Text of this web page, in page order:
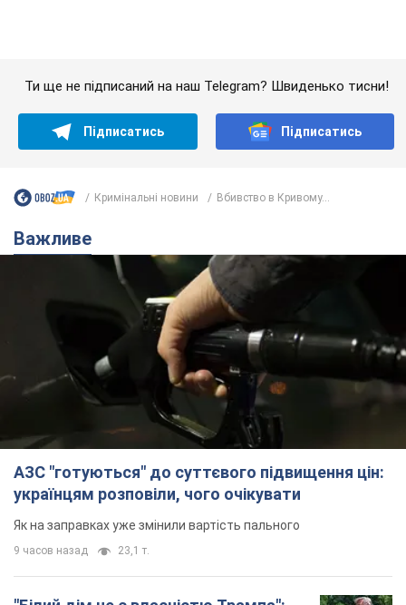
АЗС "готуються" до суттєвого підвищення цін:
українцям розповіли, чого очікувати
Як на заправках уже змінили вартість пального
9 часов назад
"Білий дім не є власністю Трампа":
суд США зупинив будівництво
бальної зали за $400 млн
Трамп вже заявив, що негайно подасть
Війна змінює не лише тактику: в НГУ